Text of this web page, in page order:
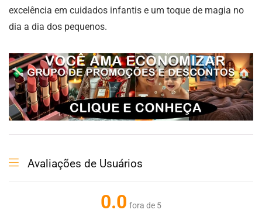
excelência em cuidados infantis e um toque de magia no
dia a dia dos pequenos.
Avaliações de Usuários
0.0 fora de 5